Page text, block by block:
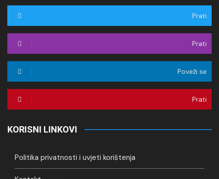
Prati
Prati
Poveži se
Prati
KORISNI LINKOVI
Politika privatnosti i uvjeti korištenja